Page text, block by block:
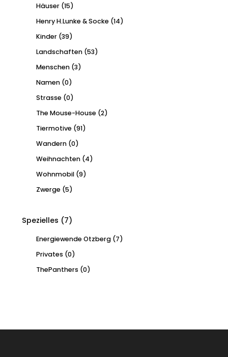
Häuser (15)
Henry H.Lunke & Socke (14)
Kinder (39)
Landschaften (53)
Menschen (3)
Namen (0)
Strasse (0)
The Mouse-House (2)
Tiermotive (91)
Wandern (0)
Weihnachten (4)
Wohnmobil (9)
Zwerge (5)
Spezielles (7)
Energiewende Otzberg (7)
Privates (0)
ThePanthers (0)